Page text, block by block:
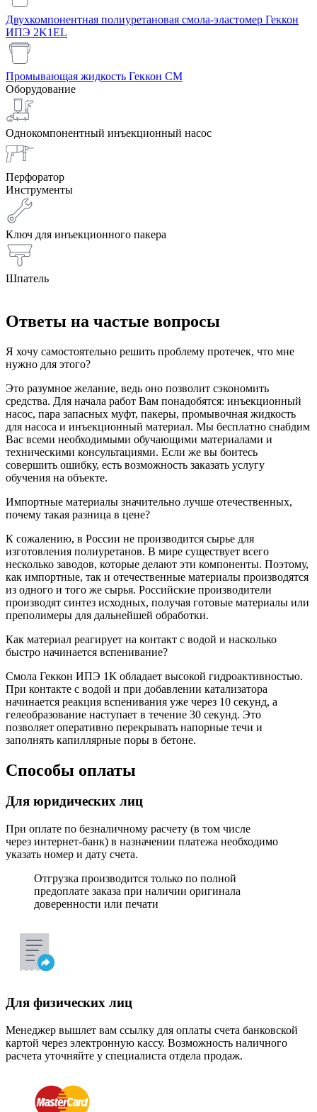
Двухкомпонентная полиуретановая смола-эластомер Геккон
ИПЭ 2K1EL
Промывающая жидкость Геккон СМ
Оборудование
Однокомпонентный инъекционный насос
Перфоратор
Инструменты
Ключ для инъекционного пакера
Шпатель
Ответы на частые вопросы
Я хочу самостоятельно решить проблему протечек, что мне
нужно для этого?
Это разумное желание, ведь оно позволит сэкономить
средства. Для начала работ Вам понадобятся: инъекционный
насос, пара запасных муфт, пакеры, промывочная жидкость
для насоса и инъекционный материал. Мы бесплатно снабдим
Вас всеми необходимыми обучающими материалами и
техническими консультациями. Если же вы боитесь
совершить ошибку, есть возможность заказать услугу
обучения на объекте.
Импортные материалы значительно лучше отечественных,
почему такая разница в цене?
К сожалению, в России не производится сырье для
изготовления полиуретанов. В мире существует всего
несколько заводов, которые делают эти компоненты. Поэтому,
как импортные, так и отечественные материалы производятся
из одного и того же сырья. Российские производители
производят синтез исходных, получая готовые материалы или
преполимеры для дальнейшей обработки.
Как материал реагирует на контакт с водой и насколько
быстро начинается вспенивание?
Смола Геккон ИПЭ 1К обладает высокой гидроактивностью.
При контакте с водой и при добавлении катализатора
начинается реакция вспенивания уже через 10 секунд, а
гелеобразование наступает в течение 30 секунд. Это
позволяет оперативно перекрывать напорные течи и
заполнять капиллярные поры в бетоне.
Способы оплаты
Для юридических лиц
При оплате по безналичному расчету (в том числе
через интернет-банк) в назначении платежа необходимо
указать номер и дату счета.
Отгрузка производится только по полной
предоплате заказа при наличии оригинала
доверенности или печати
Для физических лиц
Менеджер вышлет вам ссылку для оплаты счета банковской
картой через электронную кассу. Возможность наличного
расчета уточняйте у специалиста отдела продаж.